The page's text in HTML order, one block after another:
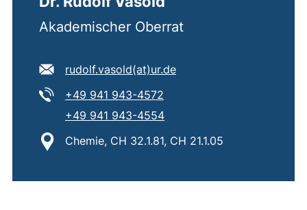
Akademischer Oberrat
E-Mail Adresse:
rudolf.vasold​(at)​ur.de(öffnet Ihr E-Mail-
Tel:
+49 941 943-4572
Tel:
+49 941 943-4554(startet einen
Standort:
Chemie, CH 32.1.81, CH 21.1.05